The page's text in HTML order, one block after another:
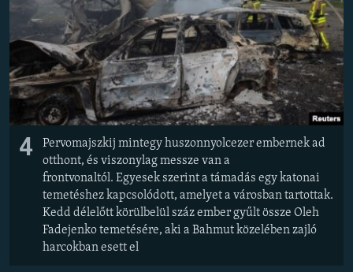
4
Pervomajszkij mintegy huszonnyolcezer embernek ad
otthont, és viszonylag messze van a
frontvonaltól. Egyesek szerint a támadás egy katonai
temetéshez kapcsolódott, amelyet a városban tartottak.
Kedd délelőtt körülbelül száz ember gyűlt össze Oleh
Fadejenko temetésére, aki a Bahmut közelében zajló
harcokban esett el